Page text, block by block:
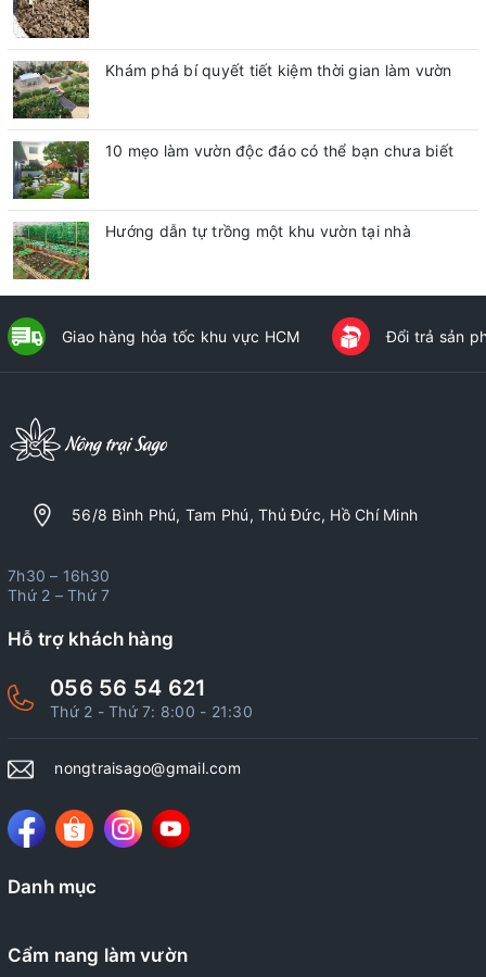
Khám phá bí quyết tiết kiệm thời gian làm vườn
10 mẹo làm vườn độc đáo có thể bạn chưa biết
Hướng dẫn tự trồng một khu vườn tại nhà
Giao hàng hỏa tốc khu vực HCM Đổi trả sản
56/8 Bình Phú, Tam Phú, Thủ Đức, Hồ Chí Minh
7h30 – 16h30
Thứ 2 – Thứ 7
Hỗ trợ khách hàng
056 56 54 621
Thứ 2 - Thứ 7: 8:00 - 21:30
nongtraisago@gmail.com
Danh mục
Cẩm nang làm vườn